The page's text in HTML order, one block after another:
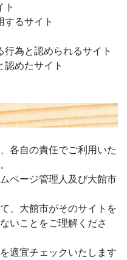
ト
するサイト
為と認められるサイト
認めたサイト
各自の責任でご利用いた
ページ管理人及び大館市
、大館市がそのサイトを
いことをご理解くださ
適宜チェックいたします